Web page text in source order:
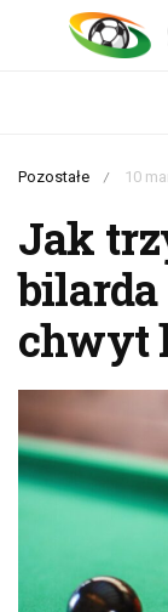
Pozostałe / 10
Jak
chwyt